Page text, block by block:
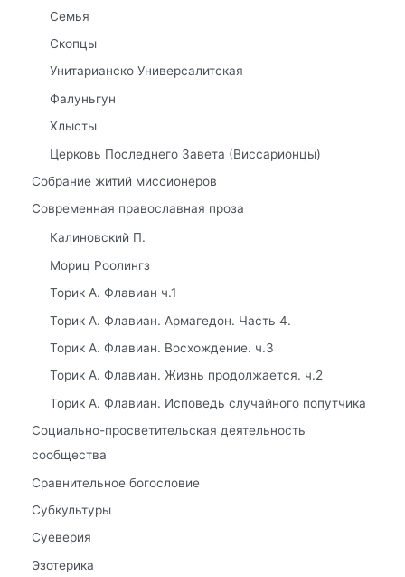
Семья
Скопцы
Унитарианско Универсалитская
Фалуньгун
Хлысты
Церковь Последнего Завета (Виссарионцы)
Собрание житий миссионеров
Современная православная проза
Калиновский П.
Мориц Роолингз
Торик А. Флавиан ч.1
Торик А. Флавиан. Армагедон. Часть 4.
Торик А. Флавиан. Восхождение. ч.3
Торик А. Флавиан. Жизнь продолжается. ч.2
Торик А. Флавиан. Исповедь случайного попутчика
Социально-просветительская деятельность
сообщества
Сравнительное богословие
Субкультуры
Суеверия
Эзотерика